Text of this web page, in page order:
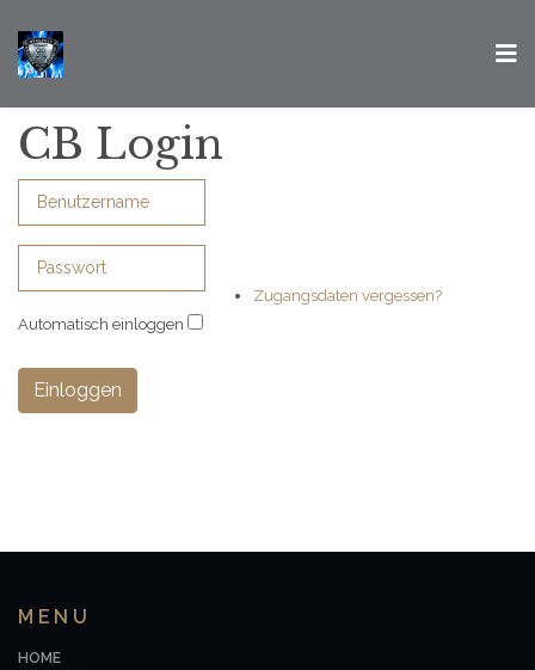
CB Login
Automatisch einloggen
Einloggen
Zugangsdaten vergessen?
MENU
HOME